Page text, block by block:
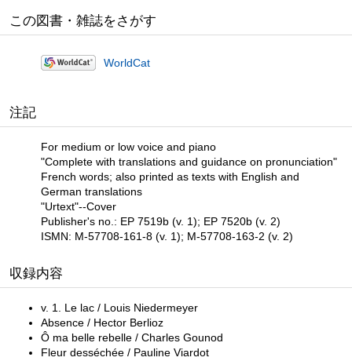
この図書・雑誌をさがす
WorldCat
注記
For medium or low voice and piano
"Complete with translations and guidance on pronunciation"
French words; also printed as texts with English and
German translations
"Urtext"--Cover
Publisher's no.: EP 7519b (v. 1); EP 7520b (v. 2)
ISMN: M-57708-161-8 (v. 1); M-57708-163-2 (v. 2)
収録内容
v. 1. Le lac / Louis Niedermeyer
Absence / Hector Berlioz
Ô ma belle rebelle / Charles Gounod
Fleur desséchée / Pauline Viardot